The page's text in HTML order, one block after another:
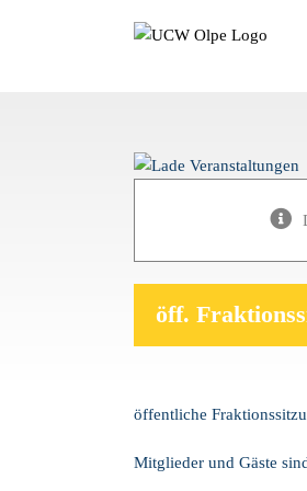
öff.
öffentliche
Mitglieder und Gäste